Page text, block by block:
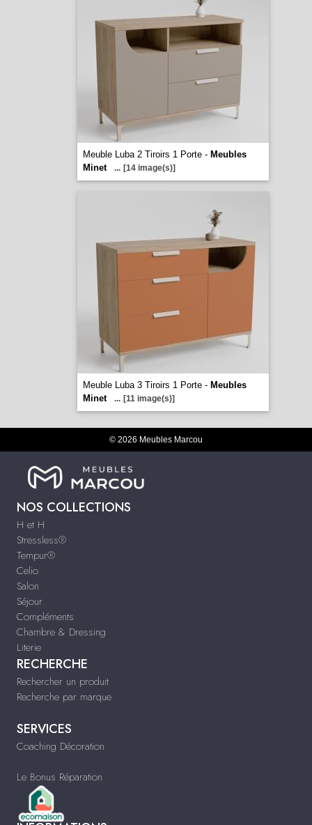
Meuble Luba 2 Tiroirs 1 Porte - Meubles
Minet
... [14 image(s)]
Meuble Luba 3 Tiroirs 1 Porte - Meubles
Minet
... [11 image(s)]
© 2026 Meubles Marcou
NOS COLLECTIONS
H et H
Stressless®
Tempur®
Celio
Salon
Séjour
Compléments
Chambre & Dressing
Literie
RECHERCHE
Rechercher un produit
Recherche par marque
SERVICES
Coaching Décoration
Le Bonus Réparation